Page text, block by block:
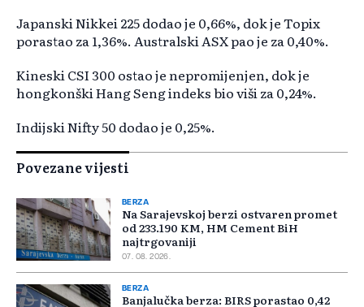
Japanski Nikkei 225 dodao je 0,66%, dok je Topix
porastao za 1,36%. Australski ASX pao je za 0,40%.
Kineski CSI 300 ostao je nepromijenjen, dok je
hongkonški Hang Seng indeks bio viši za 0,24%.
Indijski Nifty 50 dodao je 0,25%.
Povezane vijesti
BERZA
Na Sarajevskoj berzi ostvaren promet
od 233.190 KM, HM Cement BiH
najtrgovaniji
07. 08. 2026.
BERZA
Banjalučka berza: BIRS porastao 0,42